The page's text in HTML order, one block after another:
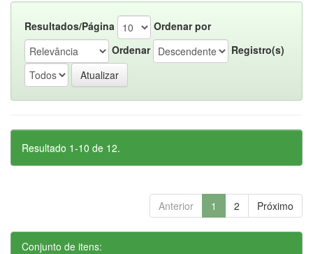
Resultados/Página
Ordenar por
Ordenar
Registro(s)
Resultado 1-10 de 12.
Anterior 1 2 Próximo
Conjunto de itens: